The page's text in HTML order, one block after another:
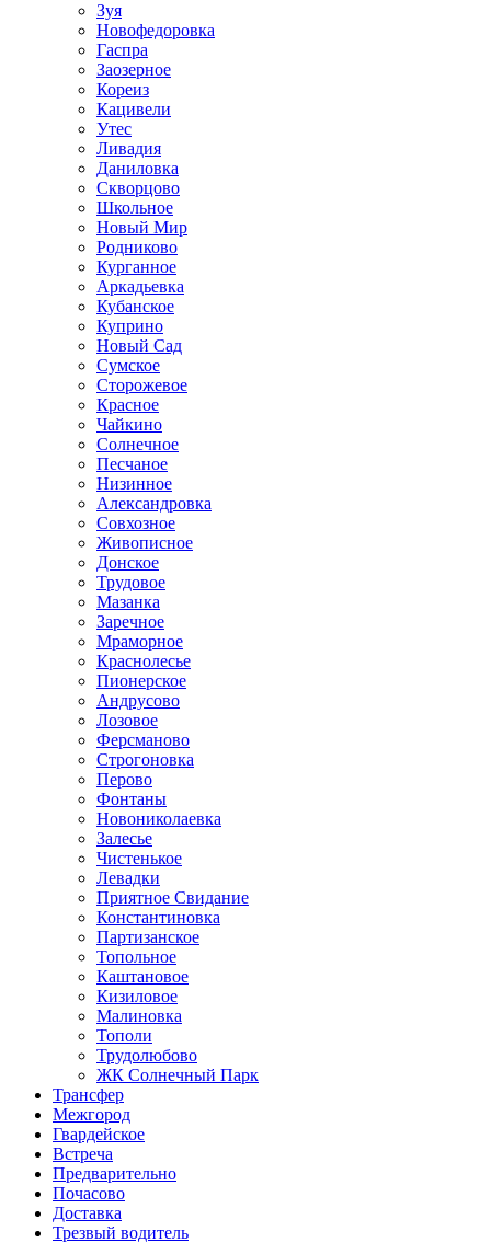
Зуя
Новофедоровка
Гаспра
Заозерное
Кореиз
Кацивели
Утес
Ливадия
Даниловка
Скворцово
Школьное
Новый Мир
Родниково
Курганное
Аркадьевка
Кубанское
Куприно
Новый Сад
Сумское
Сторожевое
Красное
Чайкино
Солнечное
Песчаное
Низинное
Александровка
Совхозное
Живописное
Донское
Трудовое
Мазанка
Заречное
Мраморное
Краснолесье
Пионерское
Андрусово
Лозовое
Ферсманово
Строгоновка
Перово
Фонтаны
Новониколаевка
Залесье
Чистенькое
Левадки
Приятное Свидание
Константиновка
Партизанское
Топольное
Каштановое
Кизиловое
Малиновка
Тополи
Трудолюбово
ЖК Солнечный Парк
Трансфер
Межгород
Гвардейское
Встреча
Предварительно
Почасово
Доставка
Трезвый водитель